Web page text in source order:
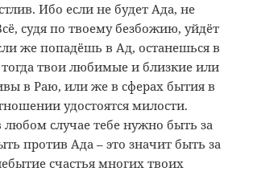
Ибо если не будет Ада, не
судя по твоему безбожию, уйдёт
же попадёшь в Ад, останешься в
твои любимые и близкие или
в Раю, или же в сферах бытия в
удостоятся милости.
любом случае тебе нужно быть за
против Ада – это значит быть за
счастья многих твоих